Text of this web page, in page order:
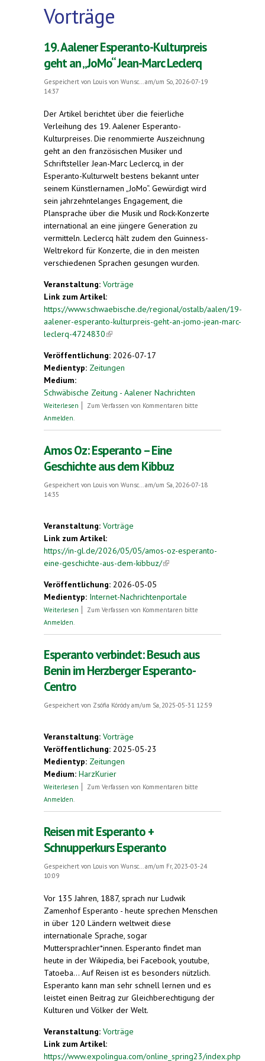
Vorträge
19. Aalener Esperanto-Kulturpreis
geht an „JoMo“ Jean-Marc Leclerq
Gespeichert von Louis von Wunsc...
am/um So, 2026-07-19
14:37
Der Artikel berichtet über die feierliche
Verleihung des 19. Aalener Esperanto-
Kulturpreises. Die renommierte Auszeichnung
geht an den französischen Musiker und
Schriftsteller Jean-Marc Leclercq, in der
Esperanto-Kulturwelt bestens bekannt unter
seinem Künstlernamen „JoMo“. Gewürdigt wird
sein jahrzehntelanges Engagement, die
Plansprache über die Musik und Rock-Konzerte
international an eine jüngere Generation zu
vermitteln. Leclercq hält zudem den Guinness-
Weltrekord für Konzerte, die in den meisten
verschiedenen Sprachen gesungen wurden.
Veranstaltung: Vorträge
Link zum Artikel:
https://www.schwaebische.de/regional/ostalb/aalen/19-
aalener-esperanto-kulturpreis-geht-an-jomo-jean-marc-
leclerq-4724830(link is external)
Veröffentlichung: 2026-07-17
Medientyp: Zeitungen
Medium:
Schwäbische Zeitung - Aalener Nachrichten
Weiterlesen über 19. Aalener Esperanto-Kulturpreis geht an
Zum Verfassen von Kommentaren bitte
Anmelden
Amos Oz: Esperanto – Eine
Geschichte aus dem Kibbuz
Gespeichert von Louis von Wunsc...
am/um Sa, 2026-07-18
14:35
Veranstaltung: Vorträge
Link zum Artikel:
https://in-gl.de/2026/05/05/amos-oz-esperanto-
eine-geschichte-aus-dem-kibbuz/(link is external)
Veröffentlichung: 2026-05-05
Medientyp: Internet-Nachrichtenportale
Weiterlesen über Amos Oz: Esperanto – Eine Geschichte aus
Zum Verfassen von Kommentaren bitte
Anmelden
Esperanto verbindet: Besuch aus
Benin im Herzberger Esperanto-
Centro
Gespeichert von Zsófia Kóródy am/um Sa, 2025-05-31 12:59
Veranstaltung: Vorträge
Veröffentlichung: 2025-05-23
Medientyp: Zeitungen
Medium: HarzKurier
Weiterlesen über Esperanto verbindet: Besuch aus Benin im
Zum Verfassen von Kommentaren bitte
Anmelden
Reisen mit Esperanto +
Schnupperkurs Esperanto
Gespeichert von Louis von Wunsc...
am/um Fr, 2023-03-24
10:09
Vor 135 Jahren, 1887, sprach nur Ludwik
Zamenhof Esperanto - heute sprechen Menschen
in über 120 Ländern weltweit diese
internationale Sprache, sogar
Muttersprachler*innen. Esperanto findet man
heute in der Wikipedia, bei Facebook, youtube,
Tatoeba... Auf Reisen ist es besonders nützlich.
Esperanto kann man sehr schnell lernen und es
leistet einen Beitrag zur Gleichberechtigung der
Kulturen und Völker der Welt.
Veranstaltung: Vorträge
Link zum Artikel:
https://www.expolingua.com/online_spring23/index.php